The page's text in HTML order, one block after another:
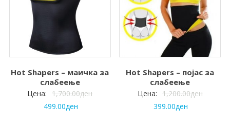
Hot Shapers – маичка за
слабеење
Цена: 1,700.00ден
499.00ден
Hot Shapers – појас за
слабеење
Цена: 1,200.00ден
399.00ден